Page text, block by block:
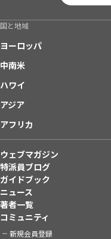
国と地域
ヨーロッパ
中南米
ハワイ
アジア
アフリカ
ウェブマガジン
特派員ブログ
ガイドブック
ニュース
著者一覧
コミュニティ
新規会員登録